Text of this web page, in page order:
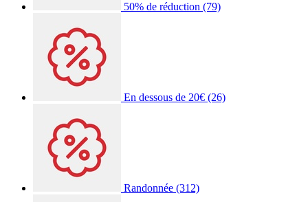
50% de réduction (79)
En dessous de 20€ (26)
Randonnée (312)